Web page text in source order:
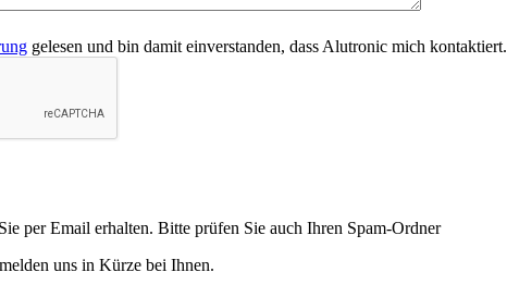
gelesen und bin damit einverstanden, dass Alutronic mich kontaktiert.
per Email erhalten. Bitte prüfen Sie auch Ihren Spam-Ordner
uns in Kürze bei Ihnen.